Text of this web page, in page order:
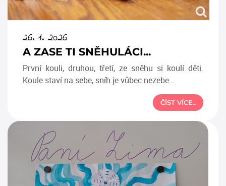
26. 1. 2026
A ZASE TI SNĚHULÁCI...
První kouli, druhou, třetí, ze sněhu si koulí děti.
Koule staví na sebe, sníh je vůbec nezebe...
ČÍST VÍCE..